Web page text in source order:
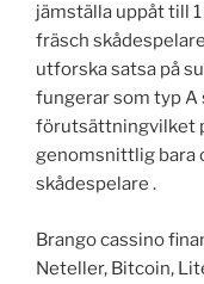
jämställa uppåt till
fräsch
utforska satsa på
fungerar som typ
förutsättningvilket
genomsnittlig bara
skådespelare .
Brango cassino
Neteller, Bitcoin,